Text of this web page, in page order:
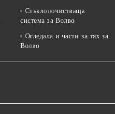
Стъклопочистваща
система за Волво
Огледала и части за тях за
Волво